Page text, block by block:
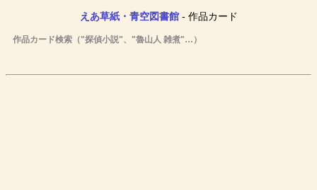
えあ草紙・青空図書館- 作品カード
作品カード検索（"探偵小説"、"魯山人 雑煮"…）